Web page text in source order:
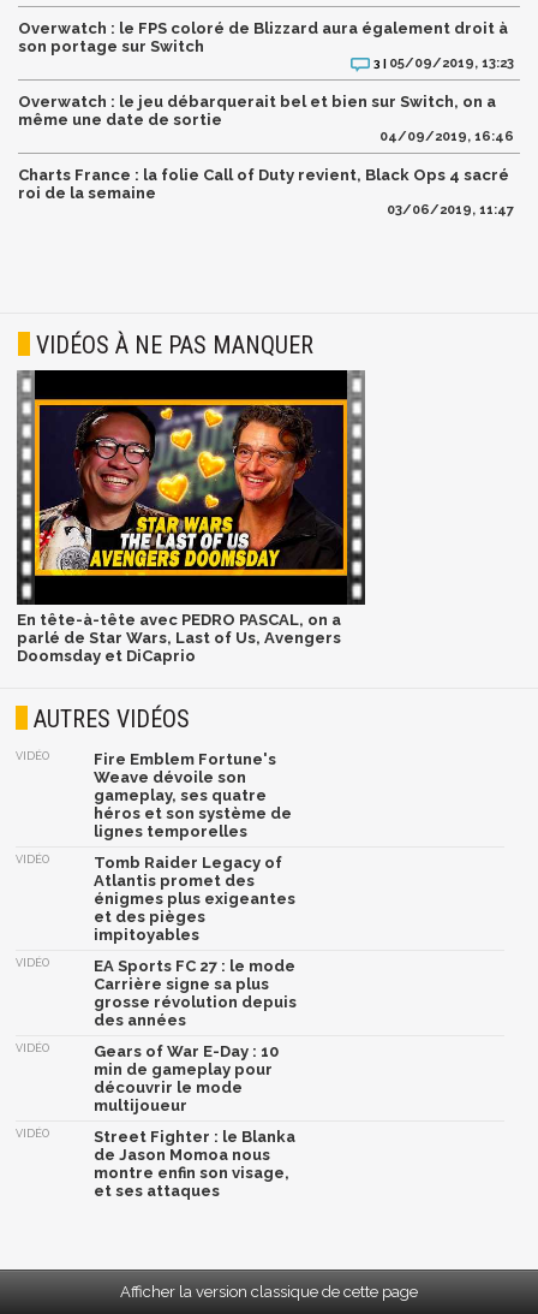
Overwatch : le FPS coloré de Blizzard aura également droit à
son portage sur Switch
3 | 05/09/2019, 13:23
Overwatch : le jeu débarquerait bel et bien sur Switch, on a
même une date de sortie
04/09/2019, 16:46
Charts France : la folie Call of Duty revient, Black Ops 4 sacré
roi de la semaine
03/06/2019, 11:47
VIDÉOS À NE PAS MANQUER
En tête-à-tête avec PEDRO PASCAL, on a
parlé de Star Wars, Last of Us, Avengers
Doomsday et DiCaprio
AUTRES VIDÉOS
VIDÉO
Fire Emblem Fortune's
Weave dévoile son
gameplay, ses quatre
héros et son système de
lignes temporelles
VIDÉO
Tomb Raider Legacy of
Atlantis promet des
énigmes plus exigeantes
et des pièges
impitoyables
VIDÉO
EA Sports FC 27 : le mode
Carrière signe sa plus
grosse révolution depuis
des années
VIDÉO
Gears of War E-Day : 10
min de gameplay pour
découvrir le mode
multijoueur
VIDÉO
Street Fighter : le Blanka
de Jason Momoa nous
montre enfin son visage,
et ses attaques
Afficher la version classique de cette page